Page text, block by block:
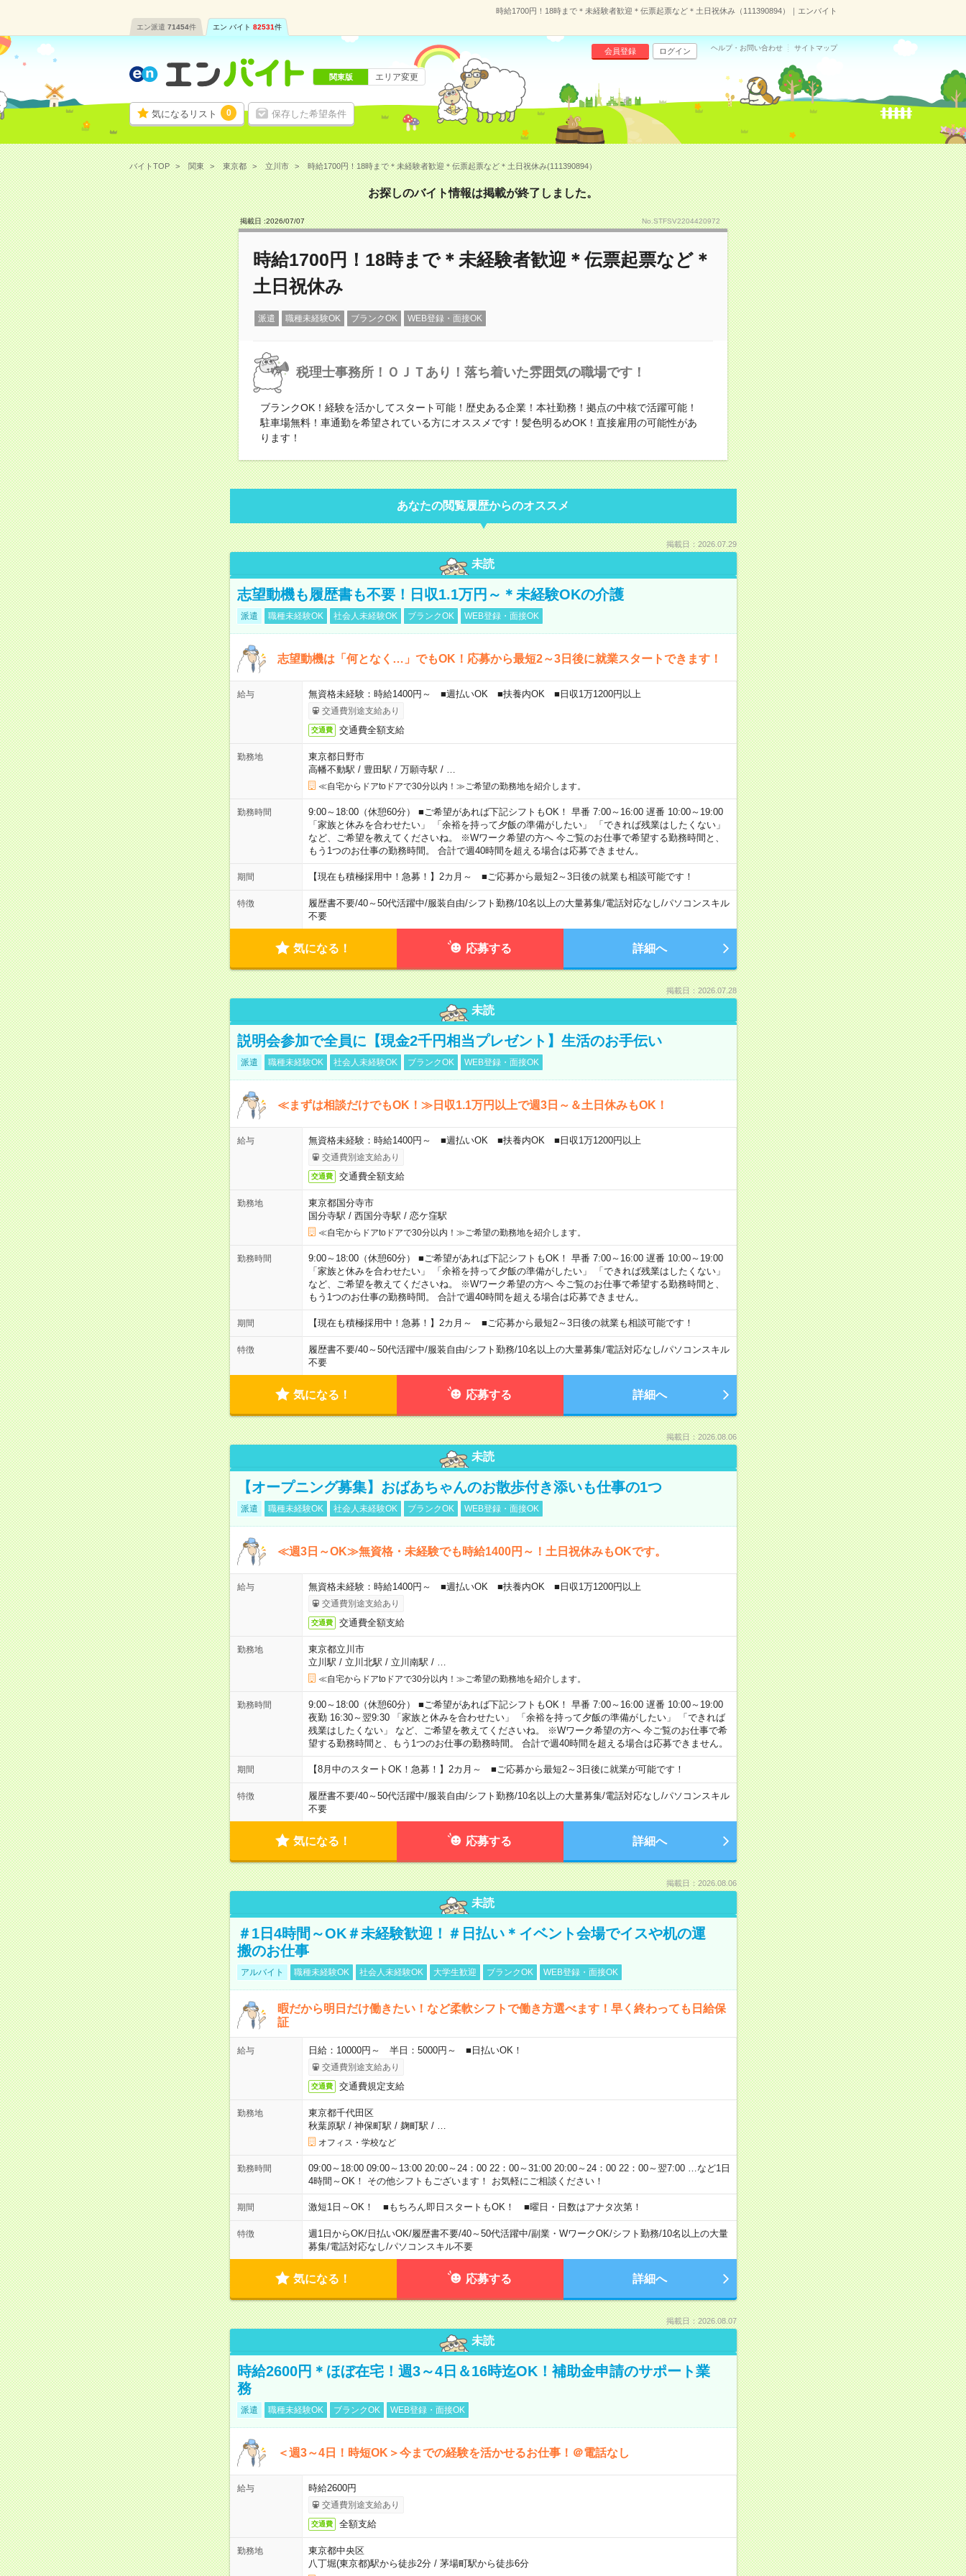
時給1700円！18時まで＊未経験者歓迎＊伝票起票など＊土日祝休み（111390894）｜エンバイト
エン派遣 71454件 エン バイト 82531件
気になるリスト 0 保存した希望条件
会員登録 ログイン ヘルプ・お問い合わせ サイトマップ
関東版 エリア変更
バイトTOP 関東 東京都 立川市 時給1700円！18時まで＊未経験者歓迎＊伝票起票など＊土日祝休み(111390894）
お探しのバイト情報は掲載が終了しました。
掲載日 :2026/07/07 No.STFSV2204420972
時給1700円！18時まで＊未経験者歓迎＊伝票起票など＊
土日祝休み
派遣 職種未経験OK ブランクOK WEB登録・面接OK
税理士事務所！ＯＪＴあり！落ち着いた雰囲気の職場です！
ブランクOK！経験を活かしてスタート可能！歴史ある企業！本社勤務！拠点の中核で活躍可能！
駐車場無料！車通勤を希望されている方にオススメです！髪色明るめOK！直接雇用の可能性があ
ります！
あなたの閲覧履歴からのオススメ
掲載日：2026.07.29
未読
志望動機も履歴書も不要！日収1.1万円～＊未経験OKの介護
派遣 職種未経験OK 社会人未経験OK ブランクOK WEB登録・面接OK
志望動機は「何となく…」でもOK！応募から最短2～3日後に就業スタートできます！
給与 無資格未経験：時給1400円～ ■週払いOK ■扶養内OK ■日収1万1200円以上
交通費別途支給あり
交通費 交通費全額支給
勤務地
東京都日野市
高幡不動駅 / 豊田駅 / 万願寺駅 /
≪自宅からドアtoドアで30分以内！≫ご希望の勤務地を紹介します。
勤務時間
9:00～18:00（休憩60分） ■ご希望があれば下記シフトもOK！ 早番 7:00～16:00 遅番 10:00～19:00
「家族と休みを合わせたい」 「余裕を持って夕飯の準備がしたい」 「できれば残業はしたくない」
など、ご希望を教えてくださいね。 ※Wワーク希望の方へ 今ご覧のお仕事で希望する勤務時間と、
もう1つのお仕事の勤務時間。 合計で週40時間を超える場合は応募できません。
期間 【現在も積極採用中！急募！】2カ月～ ■ご応募から最短2～3日後の就業も相談可能です！
特徴 履歴書不要/40～50代活躍中/服装自由/シフト勤務/10名以上の大量募集/電話対応なし/パソコンスキル
不要
気になる！ 応募する 詳細へ
掲載日：2026.07.28
未読
説明会参加で全員に【現金2千円相当プレゼント】生活のお手伝い
派遣 職種未経験OK 社会人未経験OK ブランクOK WEB登録・面接OK
≪まずは相談だけでもOK！≫日収1.1万円以上で週3日～＆土日休みもOK！
給与 無資格未経験：時給1400円～ ■週払いOK ■扶養内OK ■日収1万1200円以上
交通費別途支給あり
交通費 交通費全額支給
勤務地
東京都国分寺市
国分寺駅 / 西国分寺駅 / 恋ケ窪駅
≪自宅からドアtoドアで30分以内！≫ご希望の勤務地を紹介します。
勤務時間
9:00～18:00（休憩60分） ■ご希望があれば下記シフトもOK！ 早番 7:00～16:00 遅番 10:00～19:00
「家族と休みを合わせたい」 「余裕を持って夕飯の準備がしたい」 「できれば残業はしたくない」
など、ご希望を教えてくださいね。 ※Wワーク希望の方へ 今ご覧のお仕事で希望する勤務時間と、
もう1つのお仕事の勤務時間。 合計で週40時間を超える場合は応募できません。
期間 【現在も積極採用中！急募！】2カ月～ ■ご応募から最短2～3日後の就業も相談可能です！
特徴 履歴書不要/40～50代活躍中/服装自由/シフト勤務/10名以上の大量募集/電話対応なし/パソコンスキル
不要
気になる！ 応募する 詳細へ
掲載日：2026.08.06
未読
【オープニング募集】おばあちゃんのお散歩付き添いも仕事の1つ
派遣 職種未経験OK 社会人未経験OK ブランクOK WEB登録・面接OK
≪週3日～OK≫無資格・未経験でも時給1400円～！土日祝休みもOKです。
給与 無資格未経験：時給1400円～ ■週払いOK ■扶養内OK ■日収1万1200円以上
交通費別途支給あり
交通費 交通費全額支給
勤務地
東京都立川市
立川駅 / 立川北駅 / 立川南駅 /
≪自宅からドアtoドアで30分以内！≫ご希望の勤務地を紹介します。
勤務時間
9:00～18:00（休憩60分） ■ご希望があれば下記シフトもOK！ 早番 7:00～16:00 遅番 10:00～19:00
夜勤 16:30～翌9:30 「家族と休みを合わせたい」 「余裕を持って夕飯の準備がしたい」 「できれば
残業はしたくない」 など、ご希望を教えてくださいね。 ※Wワーク希望の方へ 今ご覧のお仕事で希
望する勤務時間と、もう1つのお仕事の勤務時間。 合計で週40時間を超える場合は応募できません。
期間 【8月中のスタートOK！急募！】2カ月～ ■ご応募から最短2～3日後に就業が可能です！
特徴 履歴書不要/40～50代活躍中/服装自由/シフト勤務/10名以上の大量募集/電話対応なし/パソコンスキル
不要
気になる！ 応募する 詳細へ
掲載日：2026.08.06
未読
＃1日4時間～OK＃未経験歓迎！＃日払い＊イベント会場でイスや机の運
搬のお仕事
アルバイト 職種未経験OK 社会人未経験OK 大学生歓迎 ブランクOK WEB登録・面接OK
暇だから明日だけ働きたい！など柔軟シフトで働き方選べます！早く終わっても日給保
証
給与 日給：10000円～ 半日：5000円～ ■日払いOK！
交通費別途支給あり
交通費 交通費規定支給
勤務地
東京都千代田区
秋葉原駅 / 神保町駅 / 麹町駅 /
オフィス・学校など
勤務時間
09:00～18:00 09:00～13:00 20:00～24：00 22：00～31:00 20:00～24：00 22：00～翌7:00 …など1日
4時間～OK！ その他シフトもございます！ お気軽にご相談ください！
期間 激短1日～OK！ ■もちろん即日スタートもOK！ ■曜日・日数はアナタ次第！
特徴 週1日からOK/日払いOK/履歴書不要/40～50代活躍中/副業・WワークOK/シフト勤務/10名以上の大量
募集/電話対応なし/パソコンスキル不要
気になる！ 応募する 詳細へ
掲載日：2026.08.07
未読
時給2600円＊ほぼ在宅！週3～4日＆16時迄OK！補助金申請のサポート業
務
派遣 職種未経験OK ブランクOK WEB登録・面接OK
＜週3～4日！時短OK＞今までの経験を活かせるお仕事！＠電話なし
給与 時給2600円
交通費別途支給あり
交通費 全額支給
勤務地
東京都中央区
八丁堀(東京都)駅から徒歩2分/ 茅場町駅から徒歩6分